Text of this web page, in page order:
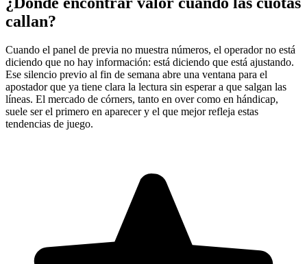
callan?
Cuando el panel de previa no muestra números, el operador no está
diciendo que no hay información: está diciendo que está ajustando.
Ese silencio previo al fin de semana abre una ventana para el
apostador que ya tiene clara la lectura sin esperar a que salgan las
líneas. El mercado de córners, tanto en over como en hándicap,
suele ser el primero en aparecer y el que mejor refleja estas
tendencias de juego.